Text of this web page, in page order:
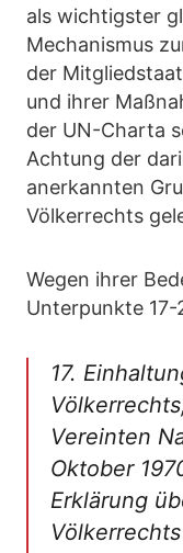
als wichtigster
Mechanismus
der
und ihrer
der UN-Charta
Achtung der
anerkannten
Völkerrechts
Wegen ihrer
Unterpunkte
17.
Vereinten
Oktober
Erklärung